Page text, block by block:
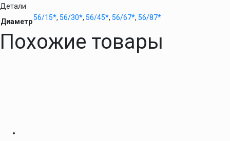
Детали
Диаметр56/15*, 56/30*, 56/45*, 56/67*, 56/87*
Похожие товары